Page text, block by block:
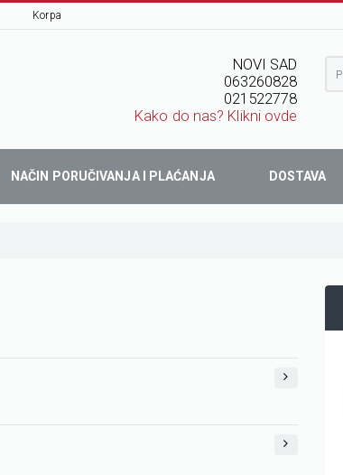
Korpa
NOVI SAD
063260828
021522778
Kako do nas? Klikni ovde
NAČIN PORUČIVANJA I PLAĆANJA DOSTAVA